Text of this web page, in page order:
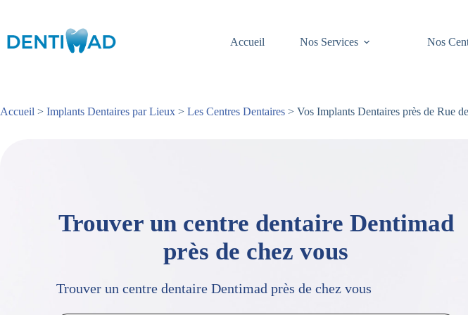
Accueil
Nos Services Nos
Accueil > Implants Dentaires par Lieux > Les Centres Dentaires > Vos Implants Dentaires près de Rue
Trouver un centre dentaire Dentimad
près de chez vous
Trouver un centre dentaire Dentimad près de chez vous